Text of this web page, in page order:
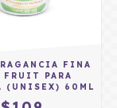
FINA
FRUIT PARA
(UNISEX) 60ML